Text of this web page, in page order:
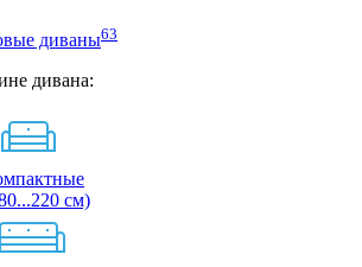
диваны63
дивана:
см)